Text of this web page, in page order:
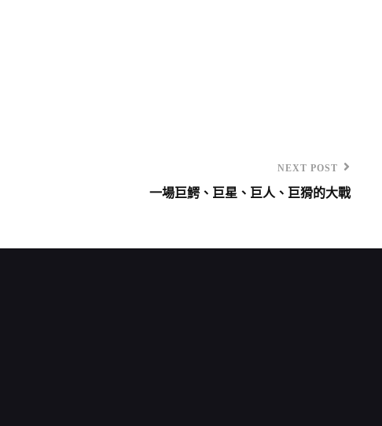
NEXT POST
一場巨鰐、巨星、巨人、巨猾的大戰